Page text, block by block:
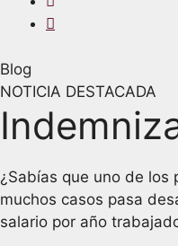
Blog
NOTICIA DESTACADA
¿Sabías que uno de
muchos casos pasa
salario por año